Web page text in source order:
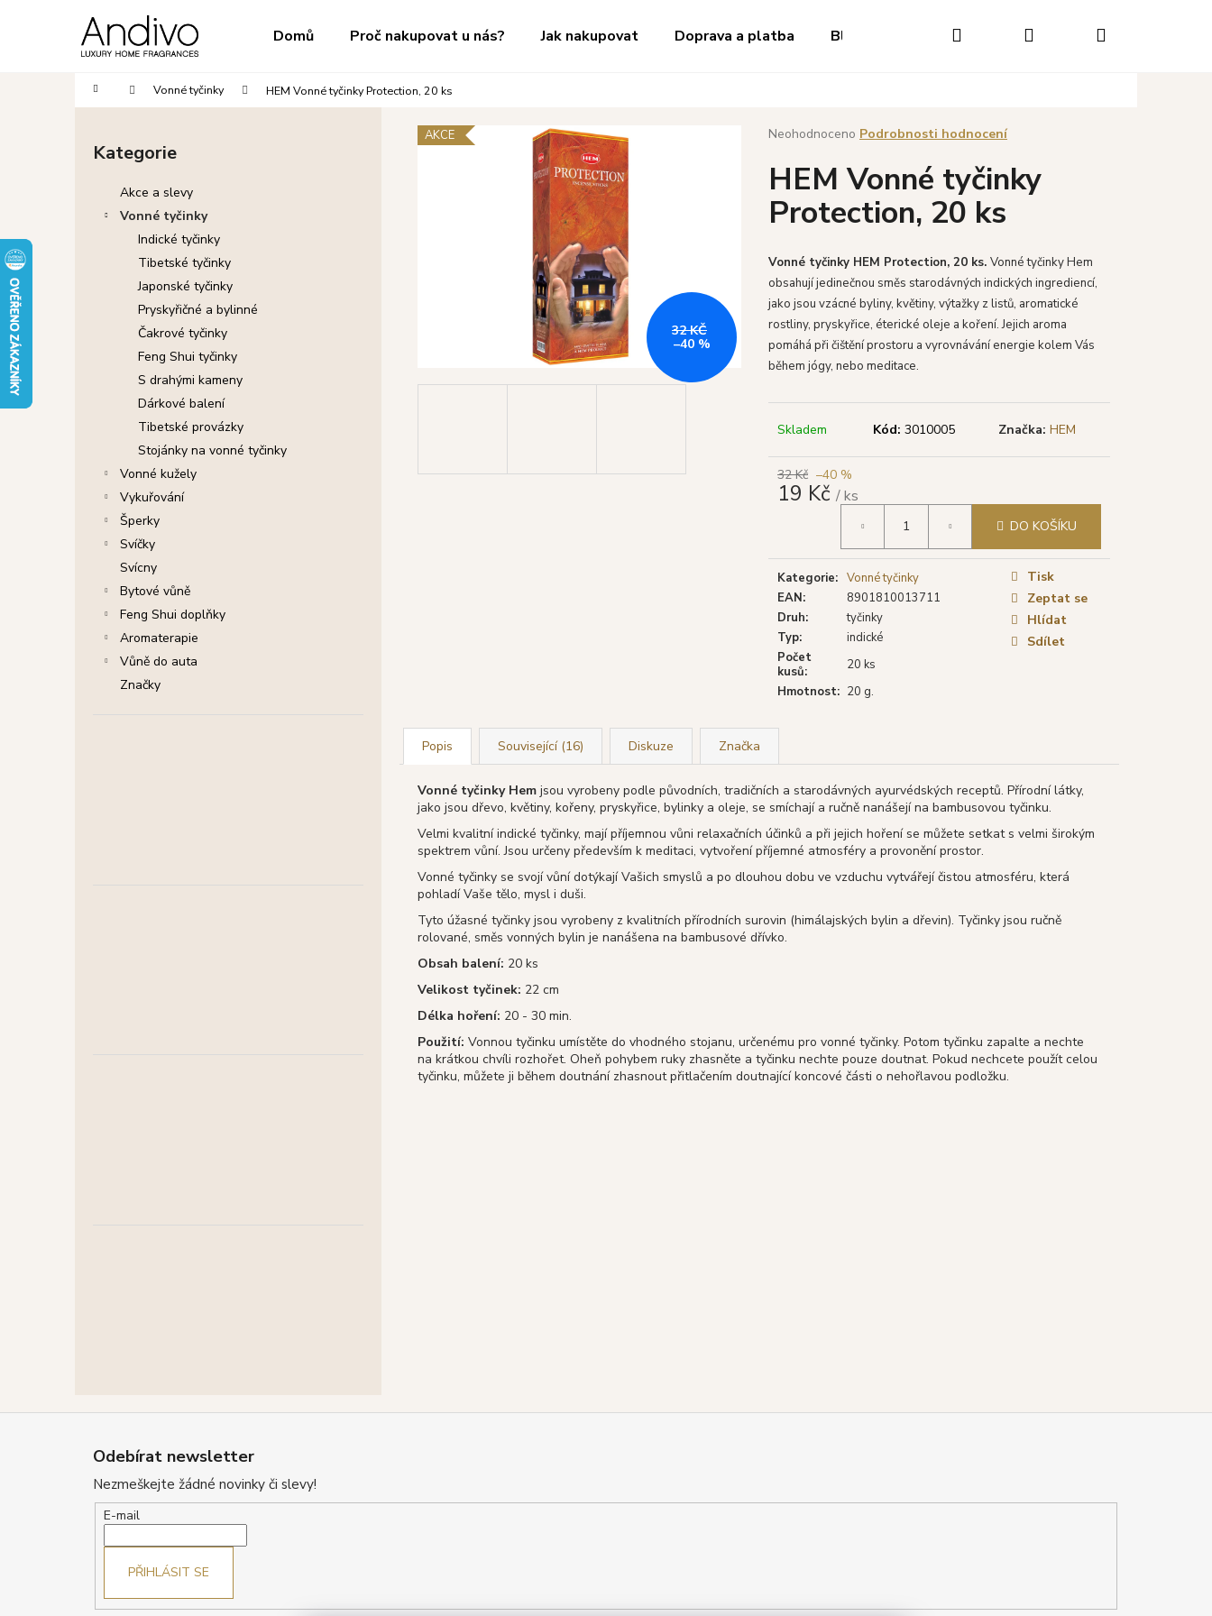
Domů Proč nakupovat u nás? Jak nakupovat Doprava a platba Blog Hodnocení obchodu Napište nám
Hledat PřihlášeníNákupní
Domů Vonné tyčinky HEM Vonné tyčinky Protection, 20 ks
Přeskočit
kategorie
Kategorie
Akce a slevy
Vonné tyčinky
Indické tyčinky
Tibetské tyčinky
Japonské tyčinky
Pryskyřičné a bylinné
Čakrové tyčinky
Feng Shui tyčinky
S drahými kameny
Dárkové balení
Tibetské provázky
Stojánky na vonné tyčinky
Vonné kužely
Vykuřování
Šperky
Svíčky
Svícny
Bytové vůně
Feng Shui doplňky
Aromaterapie
Vůně do auta
Značky
Průměrné
produktu
je
0,0
z
hvězdiček.
Neohodnoceno Podrobnosti hodnocení
HEM Vonné tyčinky
Protection, 20 ks
Vonné tyčinky HEM Protection, 20 ks. Vonné tyčinky Hem
obsahují jedinečnou směs starodávných indických ingrediencí,
jako jsou vzácné byliny, květiny, výtažky z listů, aromatické
rostliny, pryskyřice, éterické oleje a koření.Jejich aroma
pomáhá při čištění prostoru a vyrovnávání energie kolem Vás
během jógy, nebo meditace.
Skladem Kód: 3010005 Značka: HEM
32 Kč –40 %
19 Kč / ks
DO KOŠÍKU
Kategorie: Vonné tyčinky
EAN:
8901810013711
Druh:
tyčinky
Typ:
indické
Počet
kusů:
20 ks
Hmotnost: 20 g.
Tisk
Zeptat se
Hlídat
Sdílet
AKCE
32 KČ
–40 %
Popis Související (16) Diskuze Značka
Vonné tyčinky Hem jsou vyrobeny podle původních, tradičních a starodávných ayurvédských receptů. Přírodní látky,
jako jsou dřevo, květiny, kořeny, pryskyřice, bylinky a oleje, se smíchají a ručně nanášejí na bambusovou tyčinku.
Velmi kvalitní indické tyčinky, mají příjemnou vůni relaxačních účinků a při jejich hoření se můžete setkat s velmi širokým
spektrem vůní. Jsou určeny především k meditaci, vytvoření příjemné atmosféry a provonění prostor.
Vonné tyčinky se svojí vůní dotýkají Vašich smyslů a po dlouhou dobu ve vzduchu vytvářejí čistou atmosféru, která
pohladí Vaše tělo, mysl i duši.
Tyto úžasné tyčinky jsou vyrobeny z kvalitních přírodních surovin (himálajských bylin a dřevin). Tyčinky jsou ručně
rolované, směs vonných bylin je nanášena na bambusové dřívko.
Obsah balení: 20 ks
Velikost tyčinek: 22 cm
Délka hoření: 20 - 30 min.
Použití: Vonnou tyčinku umístěte do vhodného stojanu, určenému pro vonné tyčinky. Potom tyčinku zapalte a nechte
na krátkou chvíli rozhořet. Oheň pohybem ruky zhasněte a tyčinku nechte pouze doutnat. Pokud nechcete použít celou
tyčinku, můžete ji během doutnání zhasnout přitlačením doutnající koncové části o nehořlavou podložku.
Zpět
do
obchodu
Zpět
do
obchodu
Co potřebujete najít?
HLEDAT
Doporučujeme
SHRINIVAS SATYA VONNÉ TYČINKY
NAG CHAMPA, 15 G
Původně: 46 Kč
SHRINIVAS SATYA VONNÉ TYČINKY
WHITE SAGE (BÍLÁ ŠALVĚJ), 15 G
39 Kč
Odebírat newsletter
Nezmeškejte žádné novinky či slevy!
E-mail
PŘIHLÁSIT SE